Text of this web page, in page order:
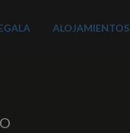
ALOJAMIENTOS